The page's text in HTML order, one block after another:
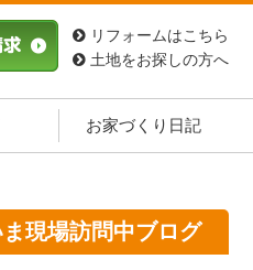
リフォームはこちら
土地をお探しの方へ
お家づくり日記
現場訪問中ブログ